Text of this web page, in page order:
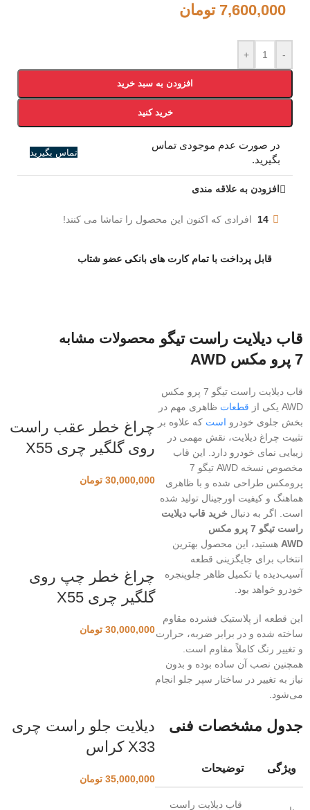
7,600,000 تومان
-
+
افزودن به سبد خرید
خرید کنید
در صورت عدم موجودی تماس
بگیرید.
تماس بگیرید
افزودن به علاقه مندی
14 افرادی که اکنون این محصول را تماشا می کنند!
قابل پرداخت با تمام کارت های بانکی عضو شتاب
قاب دیلایت راست تیگو
7 پرو مکس AWD
قاب دیلایت راست تیگو 7 پرو مکس
AWD یکی از
قطعات ظاهری مهم در
بخش جلوی خودرو است که علاوه بر
تثبیت چراغ دیلایت، نقش مهمی در
زیبایی نمای خودرو دارد. این قاب
مخصوص نسخه AWD تیگو 7
پرومکس طراحی شده و با ظاهری
هماهنگ و کیفیت اورجینال تولید شده
است. اگر به دنبال خرید قاب دیلایت
راست تیگو 7 پرو مکس
AWD هستید، این محصول بهترین
انتخاب برای جایگزینی قطعه
آسیب‌دیده یا تکمیل ظاهر جلوپنجره
خودرو خواهد بود.
این قطعه از پلاستیک فشرده مقاوم
ساخته شده و در برابر ضربه، حرارت
و تغییر رنگ کاملاً مقاوم است.
همچنین نصب آن ساده بوده و بدون
نیاز به تغییر در ساختار سپر جلو انجام
می‌شود.
جدول مشخصات فنی
ویژگی توضیحات
قاب دیلایت راست
محصولات مشابه
چراغ خطر عقب راست
روی گلگیر چری X55
30,000,000 تومان
چراغ خطر چپ روی
گلگیر چری X55
30,000,000 تومان
دیلایت جلو راست چری
X33 کراس
35,000,000 تومان